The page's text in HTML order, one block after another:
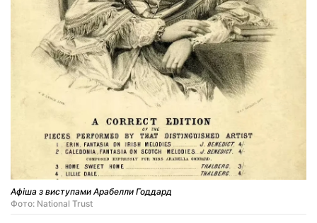
Афіша з виступами Арабелли Годдард
Фото: National Trust